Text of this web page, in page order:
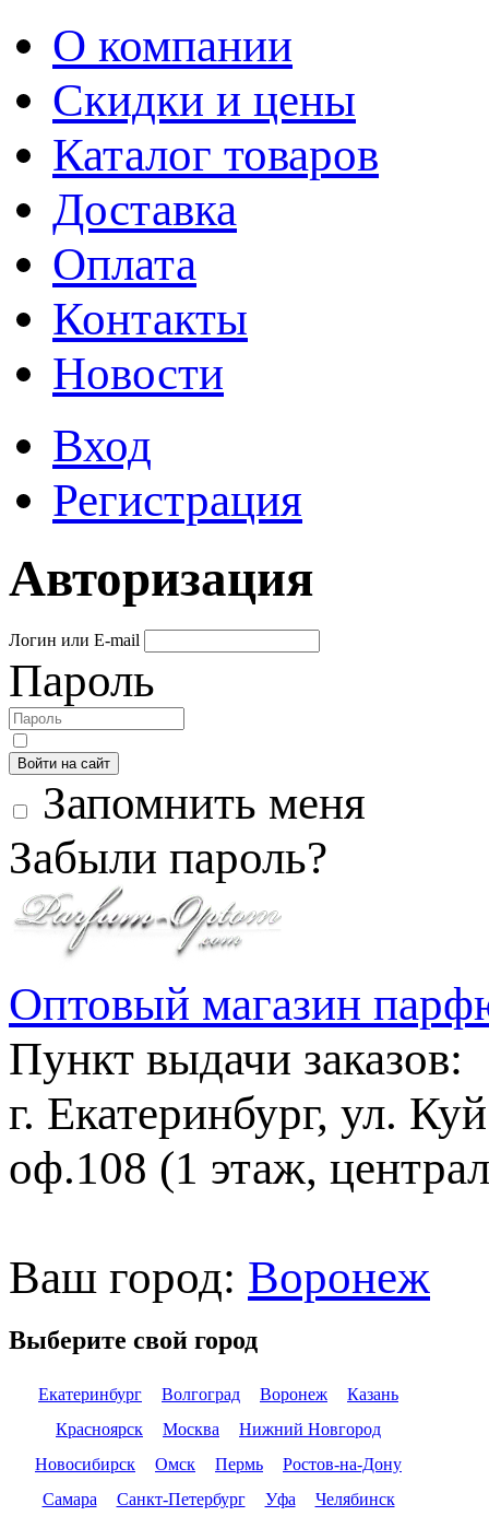
О компании
Скидки и цены
Каталог товаров
Доставка
Оплата
Контакты
Новости
Вход
Регистрация
Авторизация
Логин или E-mail
Пароль
Войти на сайт
Запомнить меня
Забыли пароль?
Оптовый магазин
Пункт выдачи заказов:
г. Екатеринбург, ул.
оф.108 (1 этаж,
Ваш город: Воронеж
Выберите свой город
Екатеринбург Волгоград Воронеж
Казань
Красноярск
Москва
Нижний Новгород
Новосибирск
Омск Пермь
Ростов-на-Дону
Самара
Санкт-Петербург Уфа Челябинск